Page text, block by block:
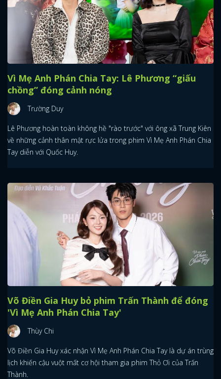
x
ĐĂNG NHẬP
Vì Mẹ Anh Phán Chia Tay: Lê Phương “giấu
chồng” đóng cảnh nóng
Trường Duy
Lê Phương hoàn toàn không hề "rào trước" với ông xã Trung Kiên
về những cảnh thân mật rực lửa trong phim Vì Mẹ Anh Phán Chia
Tay diễn với Quốc Huy.
Võ Điền Gia Huy bỏ phim Trấn Thành để đóng
'Vì Mẹ Anh Phán Chia Tay'
Thùy Chi
Võ Điền Gia Huy xác nhận Vì Mẹ Anh Phán Chia Tay là dự án trùng
lịch khiến cậu vuột mất cơ hội tham gia phim Thỏ Ơi của Trấn
Thành.